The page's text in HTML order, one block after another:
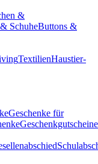
&
SchuheButtons &
TextilienHaustier-
Geschenke für
Geschenkgutscheine